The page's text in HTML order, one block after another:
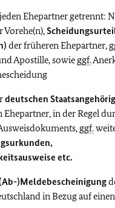
Ehepartner getrennt:
Vorehe(n),
der früheren Ehepartner,
Apostille, sowie ggf.
deutschen
Ehepartner, in der Regel
ggf.
etc.
)Meldebescheinigung
in Bezug auf